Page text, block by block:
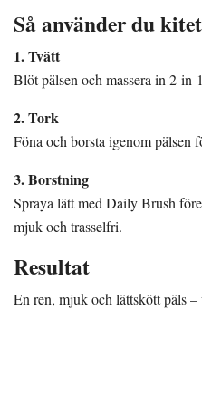
Så använder du kitet
1. Tvätt
Blöt pälsen och massera in 2-
2. Tork
Föna och borsta igenom pälsen
3. Borstning
Spraya lätt med Daily Brush
mjuk och trasselfri.
Resultat
En ren, mjuk och lättskött päls –